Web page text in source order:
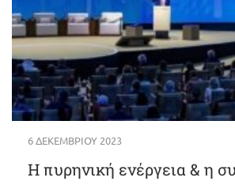
6 ΔΕΚΕΜΒΡΊΟΥ 2023
Η πυρηνική ενέργεια & η